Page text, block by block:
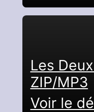
Les
ZIP/MP3
Voir le